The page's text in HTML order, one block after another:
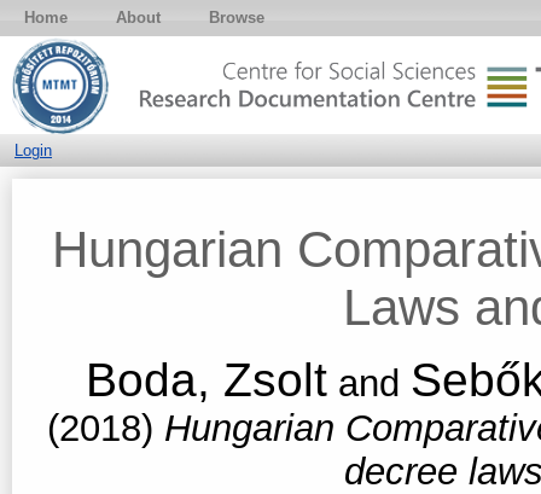
Home About Browse
Login
Hungarian
Laws
Boda, Zsolt and
(2018) Hungarian
decree